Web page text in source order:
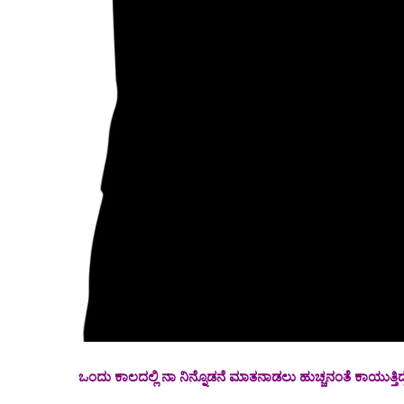
ಒಂದು ಕಾಲದಲ್ಲಿ ನಾ ನಿನ್ನೊಡನೆ ಮಾತನಾಡಲು ಹುಚ್ಚನಂತೆ